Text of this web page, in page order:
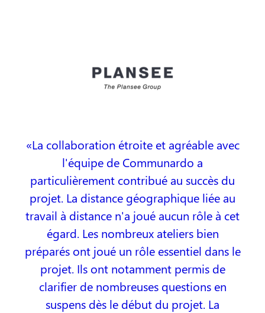
La collaboration étroite et agréable avec
l'équipe de Communardo a
particulièrement contribué au succès du
projet. La distance géographique liée au
travail à distance n'a joué aucun rôle à cet
égard. Les nombreux ateliers bien
préparés ont joué un rôle essentiel dans le
projet. Ils ont notamment permis de
clarifier de nombreuses questions en
suspens dès le début du projet. La